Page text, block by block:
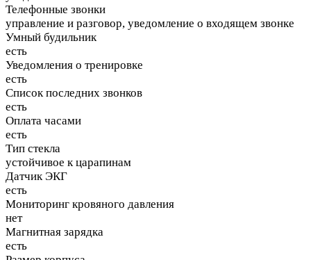
Телефонные звонки
управление и разговор, уведомление о входящем звонке
Умный будильник
есть
Уведомления о тренировке
есть
Список последних звонков
есть
Оплата часами
есть
Тип стекла
устойчивое к царапинам
Датчик ЭКГ
есть
Мониторинг кровяного давления
нет
Магнитная зарядка
есть